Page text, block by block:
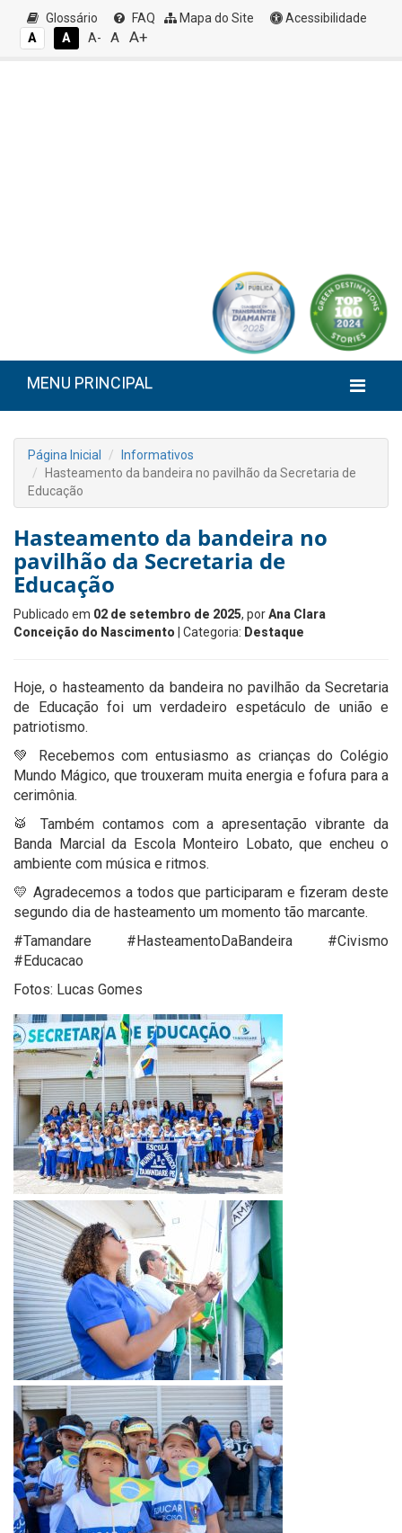
Glossário FAQ Mapa do Site
Acessibilidade
A
A A- A A+
MENU PRINCIPAL
Página Inicial
Informativos
Hasteamento da bandeira no pavilhão da Secretaria de
Educação
Hasteamento da bandeira no
pavilhão da Secretaria de
Educação
Publicado em 02 de setembro de 2025, porAna Clara
Conceição do Nascimento | Categoria: Destaque
Hoje, o hasteamento da bandeira no pavilhão da Secretaria
de Educação foi um verdadeiro espetáculo de união e
patriotismo.
💚 Recebemos com entusiasmo as crianças do Colégio
Mundo Mágico, que trouxeram muita energia e fofura para a
cerimônia.
🥁 Também contamos com a apresentação vibrante da
Banda Marcial da Escola Monteiro Lobato, que encheu o
ambiente com música e ritmos.
💛 Agradecemos a todos que participaram e fizeram deste
segundo dia de hasteamento um momento tão marcante.
#Tamandare #HasteamentoDaBandeira #Civismo
#Educacao
Fotos: Lucas Gomes